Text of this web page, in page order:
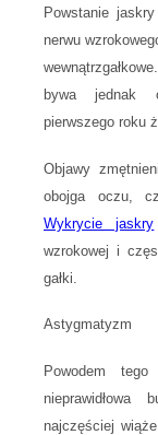
Powstanie
nerwu
bywa jednak
pierwszego roku
Objawy
obojga oczu,
Wykrycie jaskry
wzrokowej i
gałki.
Astygmatyzm
Powodem
najczęściej